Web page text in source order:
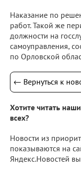
Наказание по
работ. Такой же
должности на
самоуправления,
по Орловской
← Вернуться к
Хотите читать
всех?
Новости из
показываются на
Яндекс.Новостей